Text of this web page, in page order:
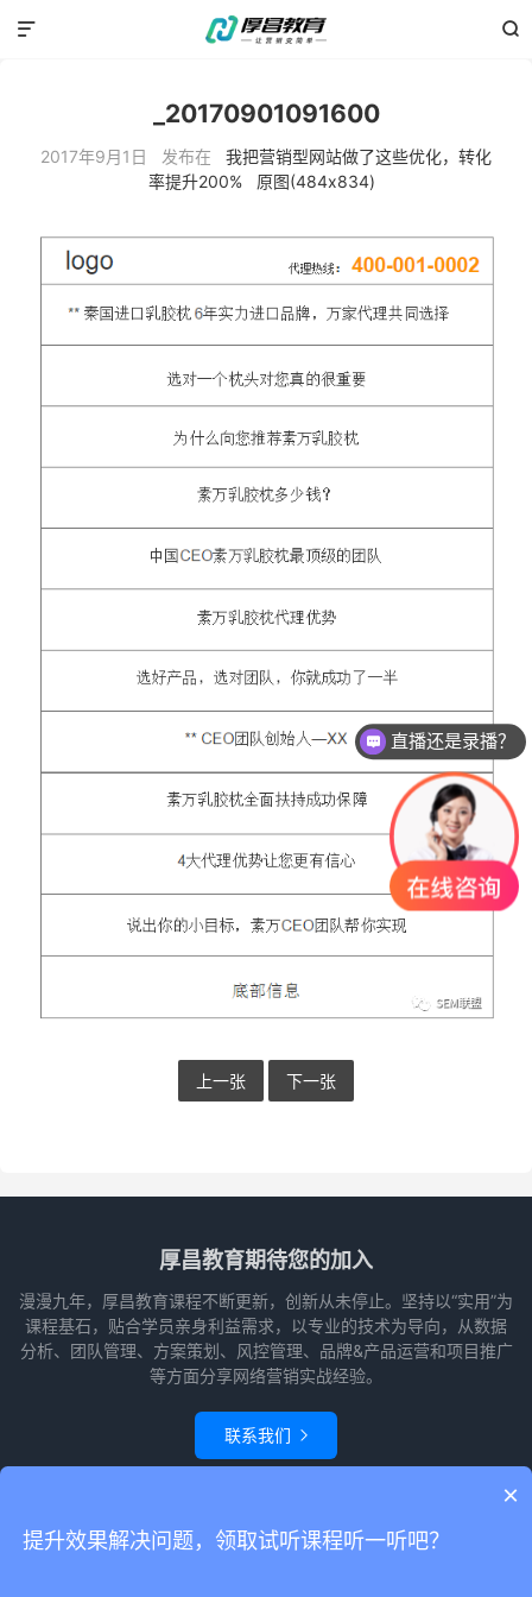


_20170901091600
2017年9月1日 发布在 我把营销型网站做了这些优化，转化
率提升200%
原图(484x834)
上一张 下一张
厚昌教育期待您的加入
漫漫九年，厚昌教育课程不断更新，创新从未停止。坚持以“实用”为
课程基石，贴合学员亲身利益需求，以专业的技术为导向，从数据
分析、团队管理、方案策划、风控管理、品牌&产品运营和项目推广
等方面分享网络营销实战经验。
联系我们 
© 2010-2026赵阳竞价培训-厚昌教育本站主题由themebetter
地图
直播还是录播？
×
提升效果解决问题，领取试听课程听一听吧？